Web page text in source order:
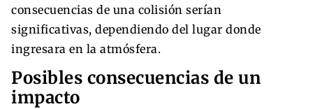
consecuencias de una colisión serían
significativas, dependiendo del lugar donde
ingresara en la atmósfera.
Posibles consecuencias de un
impacto